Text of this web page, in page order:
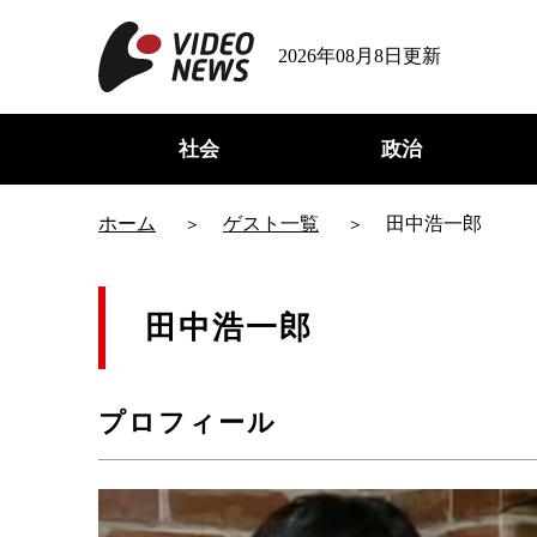
2026年08月8日更新
社会 政治
ホーム ゲスト一覧 田中浩一郎
田中浩一郎
プロフィール